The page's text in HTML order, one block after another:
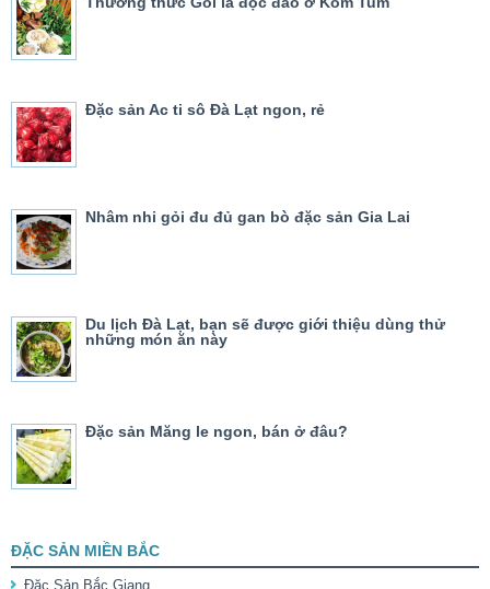
Đặc sản Ac ti sô Đà Lạt ngon, rẻ
Nhâm nhi gỏi đu đủ gan bò đặc sản Gia Lai
Du lịch Đà Lạt, bạn sẽ được giới thiệu dùng thử
những món ăn này
Đặc sản Măng le ngon, bán ở đâu?
ĐẶC SẢN MIỀN BẮC
Đặc Sản Bắc Giang